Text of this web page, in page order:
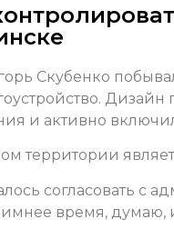
Скубенко
и активно
территории
согласовать с
время,